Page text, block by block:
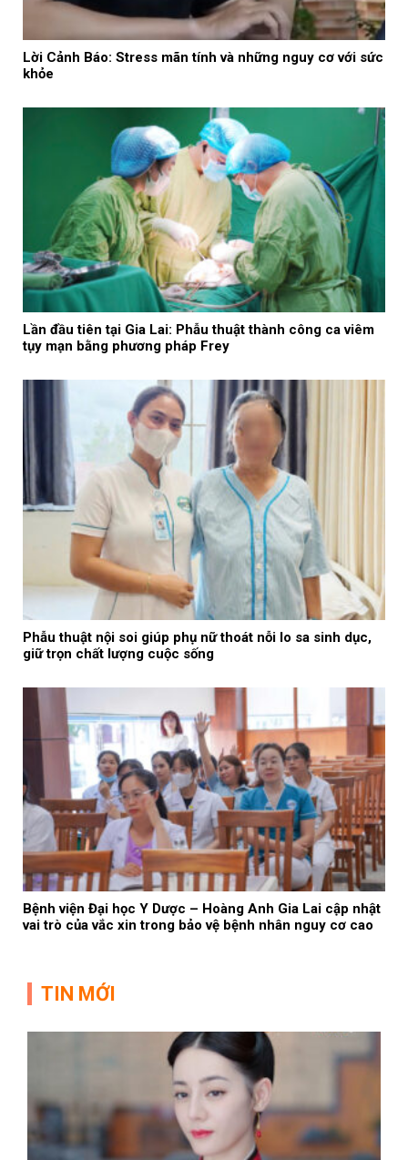
Lời Cảnh Báo: Stress mãn tính và những nguy cơ với sức
khỏe
Lần đầu tiên tại Gia Lai: Phẫu thuật thành công ca viêm
tụy mạn bằng phương pháp Frey
Phẫu thuật nội soi giúp phụ nữ thoát nỗi lo sa sinh dục,
giữ trọn chất lượng cuộc sống
Bệnh viện Đại học Y Dược – Hoàng Anh Gia Lai cập nhật
vai trò của vắc xin trong bảo vệ bệnh nhân nguy cơ cao
TIN MỚI